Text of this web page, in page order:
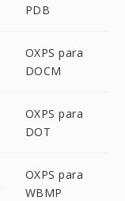
PDB
OXPS para
DOCM
OXPS para
DOT
OXPS para
WBMP